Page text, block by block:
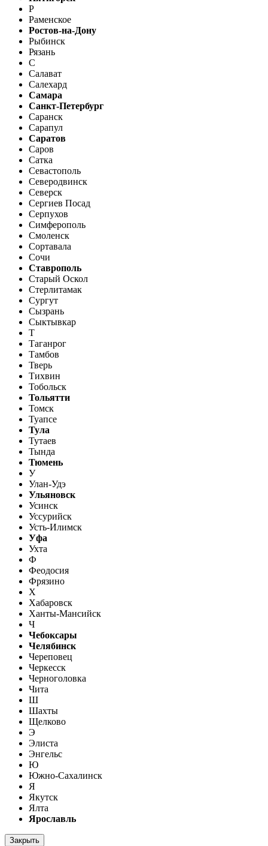
Р
Раменское
Ростов-на-Дону
Рыбинск
Рязань
С
Салават
Салехард
Самара
Санкт-Петербург
Саранск
Сарапул
Саратов
Саров
Сатка
Севастополь
Северодвинск
Северск
Сергиев Посад
Серпухов
Симферополь
Смоленск
Сортавала
Сочи
Ставрополь
Старый Оскол
Стерлитамак
Сургут
Сызрань
Сыктывкар
Т
Таганрог
Тамбов
Тверь
Тихвин
Тобольск
Тольятти
Томск
Туапсе
Тула
Тутаев
Тында
Тюмень
У
Улан-Удэ
Ульяновск
Усинск
Уссурийск
Усть-Илимск
Уфа
Ухта
Ф
Феодосия
Фрязино
Х
Хабаровск
Ханты-Мансийск
Ч
Чебоксары
Челябинск
Череповец
Черкесск
Черноголовка
Чита
Ш
Шахты
Щелково
Э
Элиста
Энгельс
Ю
Южно-Сахалинск
Я
Якутск
Ялта
Ярославль
Закрыть